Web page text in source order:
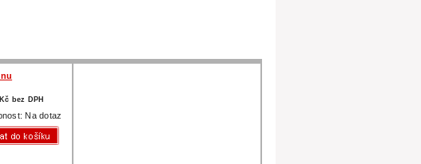
bez DPH
Na dotaz